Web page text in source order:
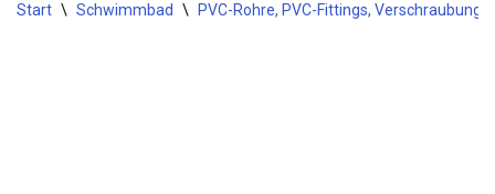
Start \ Schwimmbad \ PVC-Rohre, PVC-Fittings,